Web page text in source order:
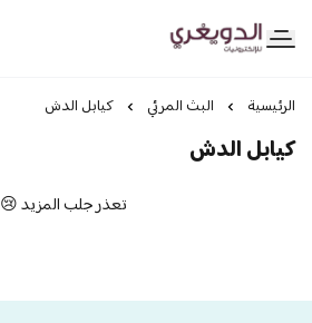
الدويغري • للإلكترونيات
الرئيسية البث المرئي كيابل الدش
كيابل الدش
تعذر جلب المزيد 😢